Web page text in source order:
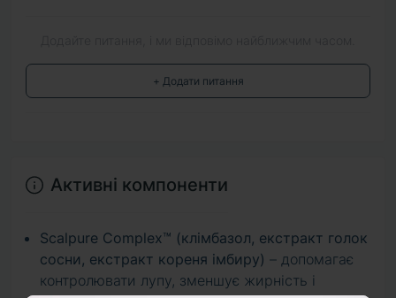
+ Додати питання
Активні компоненти
Scalpure Complex™ (клімбазол, екстракт голок
сосни, екстракт кореня імбиру) – допомагає
контролювати лупу, зменшує жирність і